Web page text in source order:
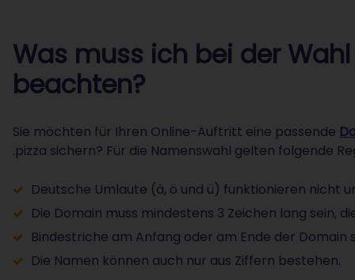
Was muss ich bei der
beachten?
Sie möchten für Ihren Online-Auftritt eine passende
.pizza sichern? Für die Namenswahl gelten folgende
Deutsche Umlaute (ä, ö und ü) funktionieren nicht
Die Domain muss mindestens 3 Zeichen lang sein,
Bindestriche am Anfang oder am Ende der Domain
Die Namen können auch nur aus Ziffern bestehen.